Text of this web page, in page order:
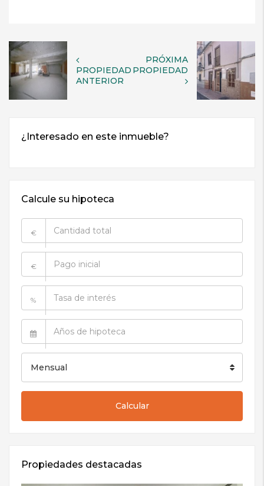
PROPIEDAD
ANTERIOR
PRÓXIMA
PROPIEDAD
Calcule su hipoteca
€
€
%
Mensual
Calcular
Propiedades destacadas